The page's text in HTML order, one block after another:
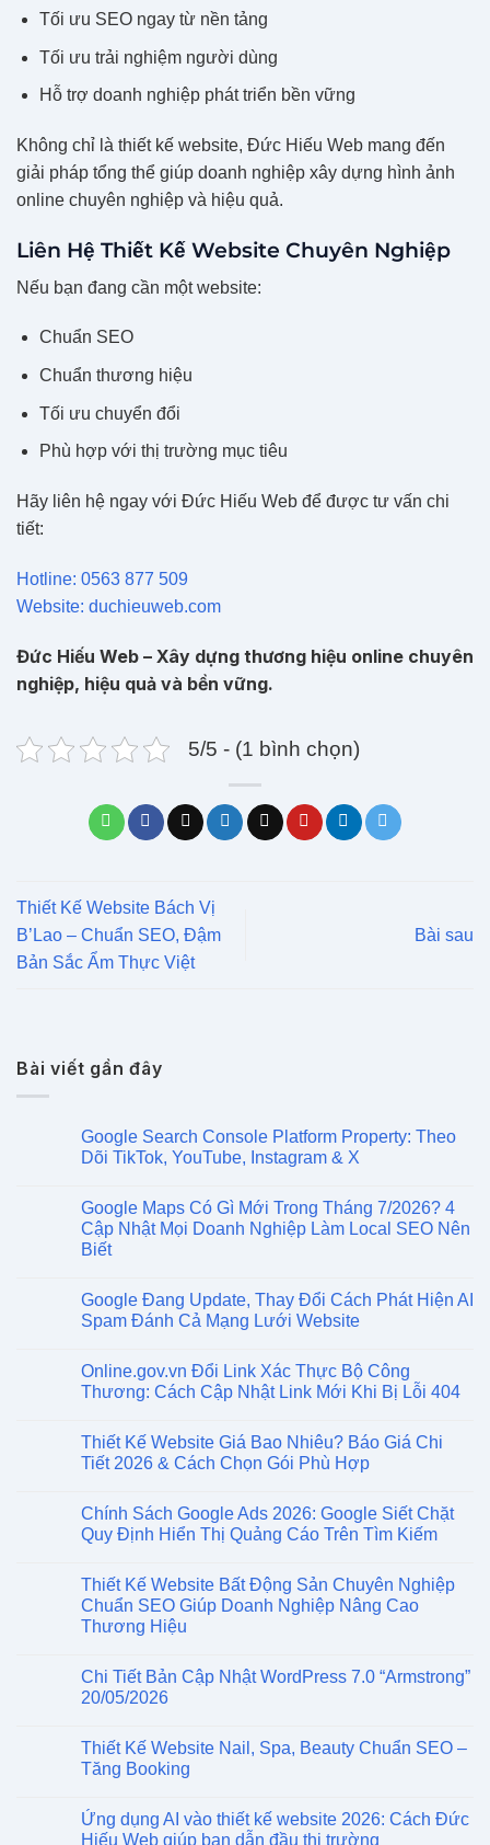
Tối ưu SEO ngay từ nền tảng
Tối ưu trải nghiệm người dùng
Hỗ trợ doanh nghiệp phát triển bền vững
Không chỉ là thiết kế website, Đức Hiếu Web mang đến
giải pháp tổng thể giúp doanh nghiệp xây dựng hình ảnh
online chuyên nghiệp và hiệu quả.
Liên Hệ Thiết Kế Website Chuyên Nghiệp
Nếu bạn đang cần một website:
Chuẩn SEO
Chuẩn thương hiệu
Tối ưu chuyển đổi
Phù hợp với thị trường mục tiêu
Hãy liên hệ ngay với Đức Hiếu Web để được tư vấn chi
tiết:
Hotline: 0563 877 509
Website: duchieuweb.com
Đức Hiếu Web – Xây dựng thương hiệu online chuyên
nghiệp, hiệu quả và bền vững.
5/5 - (1 bình chọn)
Thiết Kế Website Bách Vị
B’Lao – Chuẩn SEO, Đậm
Bản Sắc Ẩm Thực Việt
Bài sau
Bài viết gần đây
Google Search Console Platform Property: Theo
Dõi TikTok, YouTube, Instagram & X
Google Maps Có Gì Mới Trong Tháng 7/2026? 4
Cập Nhật Mọi Doanh Nghiệp Làm Local SEO Nên
Biết
Google Đang Update, Thay Đổi Cách Phát Hiện AI
Spam Đánh Cả Mạng Lưới Website
Online.gov.vn Đổi Link Xác Thực Bộ Công
Thương: Cách Cập Nhật Link Mới Khi Bị Lỗi 404
Thiết Kế Website Giá Bao Nhiêu? Báo Giá Chi
Tiết 2026 & Cách Chọn Gói Phù Hợp
Chính Sách Google Ads 2026: Google Siết Chặt
Quy Định Hiển Thị Quảng Cáo Trên Tìm Kiếm
Thiết Kế Website Bất Động Sản Chuyên Nghiệp
Chuẩn SEO Giúp Doanh Nghiệp Nâng Cao
Thương Hiệu
Chi Tiết Bản Cập Nhật WordPress 7.0 “Armstrong”
20/05/2026
Thiết Kế Website Nail, Spa, Beauty Chuẩn SEO –
Tăng Booking
Ứng dụng AI vào thiết kế website 2026: Cách Đức
Hiếu Web giúp bạn dẫn đầu thị trường